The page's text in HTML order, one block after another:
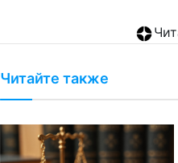
Читайте также